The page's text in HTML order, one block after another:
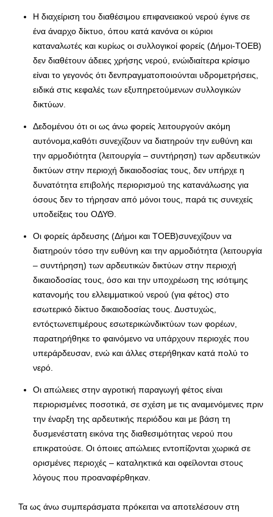
Η διαχείριση του διαθέσιμου επιφανειακού νερού έγινε σε
ένα άναρχο δίκτυο, όπου κατά κανόνα οι κύριοι
καταναλωτές και κυρίως οι συλλογικοί φορείς (Δήμοι-ΤΟΕΒ)
δεν διαθέτουν άδειες χρήσης νερού, ενώιδιαίτερα κρίσιμο
είναι το γεγονός ότι δενπραγματοποιούνται υδρομετρήσεις,
ειδικά στις κεφαλές των εξυπηρετούμενων συλλογικών
δικτύων.
Δεδομένου ότι οι ως άνω φορείς λειτουργούν ακόμη
αυτόνομα,καθότι συνεχίζουν να διατηρούν την ευθύνη και
την αρμοδιότητα (λειτουργία – συντήρηση) των αρδευτικών
δικτύων στην περιοχή δικαιοδοσίας τους, δεν υπήρχε η
δυνατότητα επιβολής περιορισμού της κατανάλωσης για
όσους δεν το τήρησαν από μόνοι τους, παρά τις συνεχείς
υποδείξεις του ΟΔΥΘ.
Οι φορείς άρδευσης (Δήμοι και ΤΟΕΒ)συνεχίζουν να
διατηρούν τόσο την ευθύνη και την αρμοδιότητα (λειτουργία
– συντήρηση) των αρδευτικών δικτύων στην περιοχή
δικαιοδοσίας τους, όσο και την υποχρέωση της ισότιμης
κατανομής του ελλειμματικού νερού (για φέτος) στο
εσωτερικό δίκτυο δικαιοδοσίας τους. Δυστυχώς,
εντόςτωνεπιμέρους εσωτερικώνδικτύων των φορέων,
παρατηρήθηκε το φαινόμενο να υπάρχουν περιοχές που
υπεράρδευσαν, ενώ και άλλες στερήθηκαν κατά πολύ το
νερό.
Οι απώλειες στην αγροτική παραγωγή φέτος είναι
περιορισμένες ποσοτικά, σε σχέση με τις αναμενόμενες πριν
την έναρξη της αρδευτικής περιόδου και με βάση τη
δυσμενέστατη εικόνα της διαθεσιμότητας νερού που
επικρατούσε. Οι όποιες απώλειες εντοπίζονται χωρικά σε
ορισμένες περιοχές – καταληκτικά και οφείλονται στους
λόγους που προαναφέρθηκαν.
Τα ως άνω συμπεράσματα πρόκειται να αποτελέσουν στη